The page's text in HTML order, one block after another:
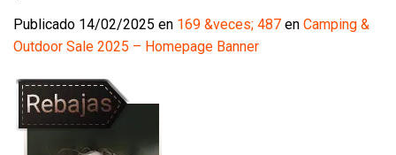
Publicado 14/02/2025 en 169 &veces; 487 en Camping &
Outdoor Sale 2025 – Homepage Banner